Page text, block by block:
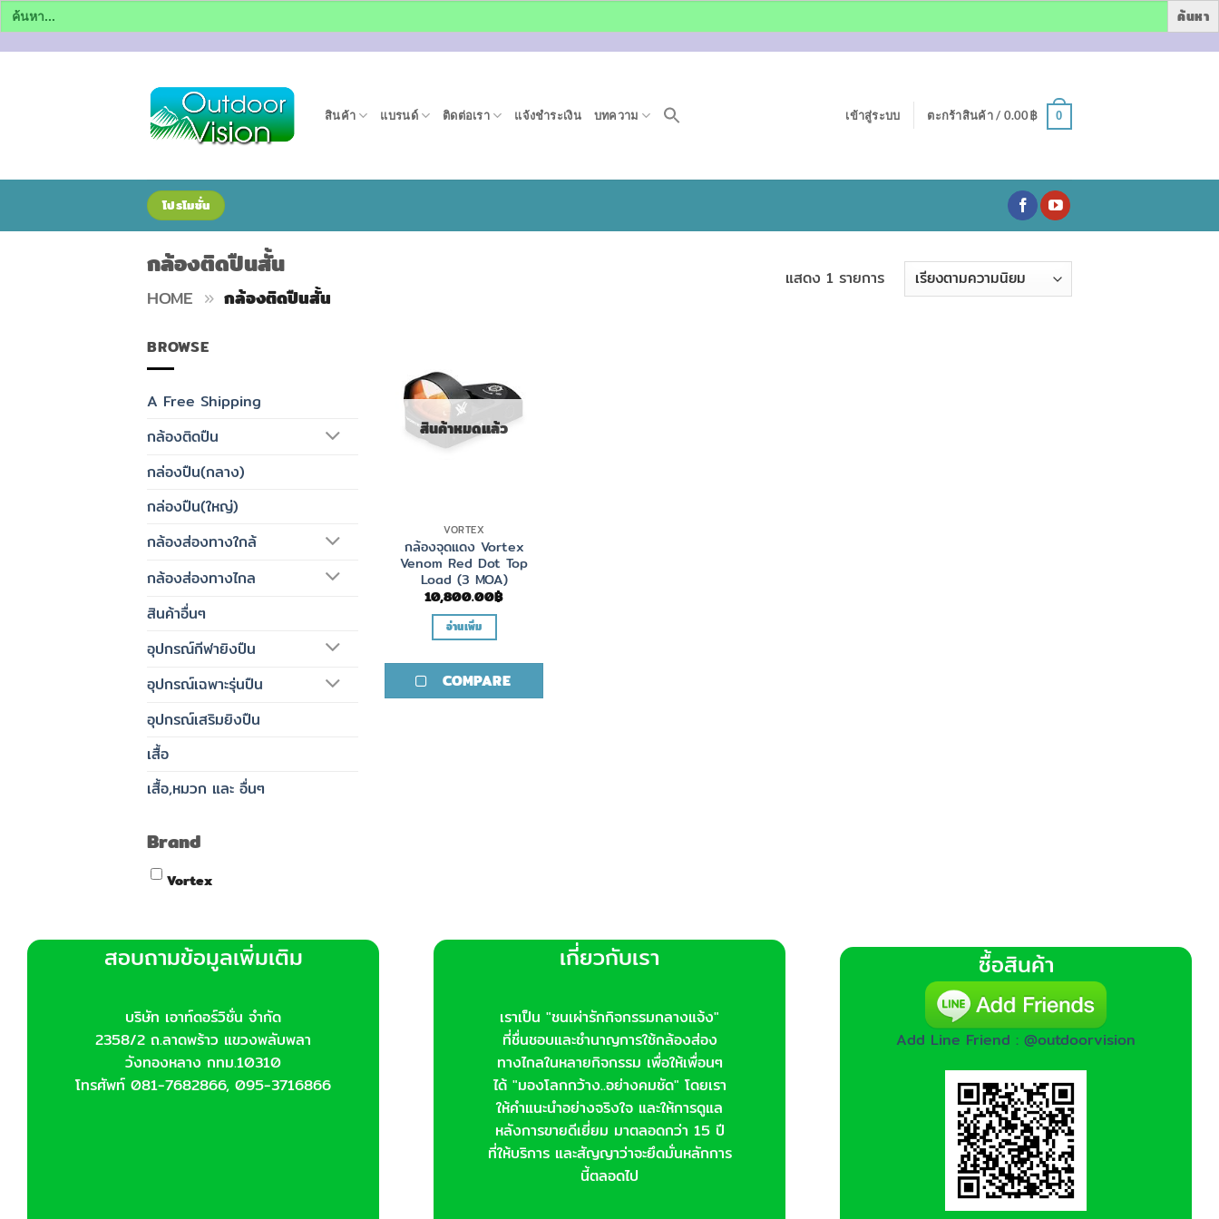
Search
for:
สินค้า แบรนด์ ติดต่อเรา แจ้งชำระเงิน บทความ เข้าสู่ระบบ ตะกร้าสินค้า / 0.00฿ 0
โปรโมชั่น
กล้องติดปืนสั้น
HOME » กล้องติดปืนสั้น
แสดง 1 รายการ
BROWSE
A Free Shipping
กล้องติดปืน
กล่องปืน(กลาง)
กล่องปืน(ใหญ่)
กล้องส่องทางใกล้
กล้องส่องทางไกล
สินค้าอื่นๆ
อุปกรณ์กีฬายิงปืน
อุปกรณ์เฉพาะรุ่นปืน
อุปกรณ์เสริมยิงปืน
เสื้อ
เสื้อ,หมวก และ อื่นๆ
Brand
Vortex
สินค้าหมดแล้ว
VORTEX
กล้องจุดแดง Vortex
Venom Red Dot Top
Load (3 MOA)
10,800.00฿
อ่านเพิ่ม
COMPARE
สอบถามข้อมูลเพิ่มเติม
บริษัท เอาท์ดอร์วิชั่น จำกัด
2358/2 ถ.ลาดพร้าว แขวงพลับพลา
วังทองหลาง กทม.10310
โทรศัพท์ 081-7682866, 095-3716866
เกี่ยวกับเรา
เราเป็น "ชนเผ่ารักกิจกรรมกลางแจ้ง"
ที่ชื่นชอบและชำนาญการใช้กล้องส่อง
ทางไกลในหลายกิจกรรม เพื่อให้เพื่อนๆ
ได้ "มองโลกกว้าง..อย่างคมชัด" โดยเรา
ให้คำแนะนำอย่างจริงใจ และให้การดูแล
หลังการขายดีเยี่ยม มาตลอดกว่า 15 ปี
ที่ให้บริการ และสัญญาว่าจะยึดมั่นหลักการ
นี้ตลอดไป
ซื้อสินค้า
Add Line Friend : @outdoorvision